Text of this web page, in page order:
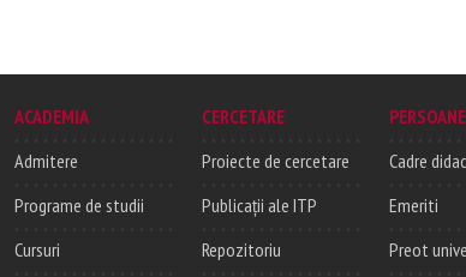
ACADEMIA
Admitere
Programe de studii
Cursuri
CERCETARE
Proiecte de cercetare
Publicații ale ITP
Repozitoriu
PERSOANE
Cadre
Emeriti
Preot